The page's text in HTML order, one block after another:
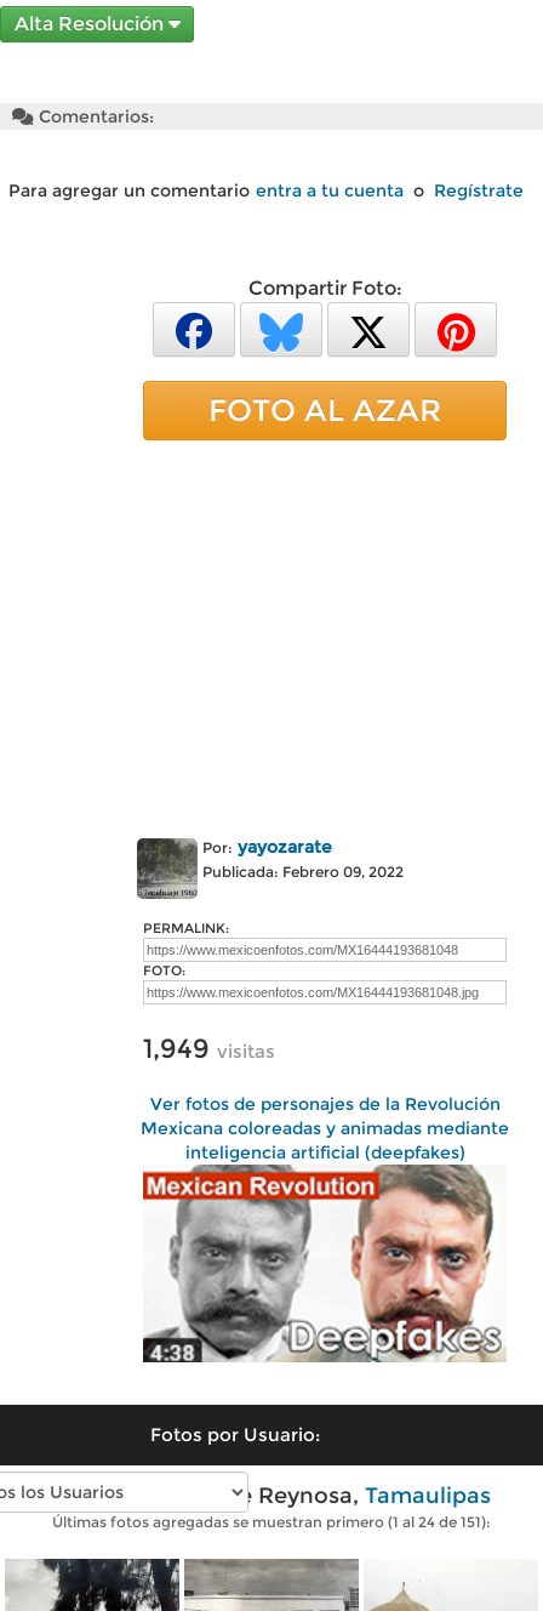
Alta Resolución
Comentarios:
Para agregar un comentario entra a tu cuenta o Regístrate
Compartir Foto:
FOTO AL AZAR
Por: yayozarate
Publicada: Febrero 09, 2022
PERMALINK:
FOTO:
1,949 visitas
Ver fotos de personajes de la Revolución
Mexicana coloreadas y animadas mediante
inteligencia artificial (deepfakes)
Fotos por Usuario:
Fotos antiguas de Reynosa, Tamaulipas
Últimas fotos agregadas se muestran primero (1 al 24 de 151):